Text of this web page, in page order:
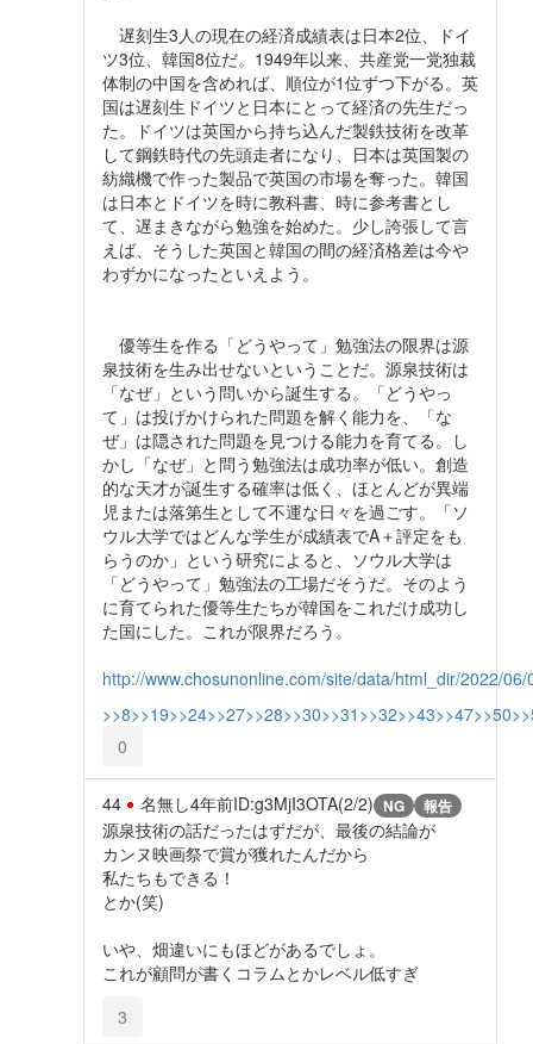
遅刻生3人の現在の経済成績表は日本2位、ドイ
ツ3位、韓国8位だ。1949年以来、共産党一党独裁
体制の中国を含めれば、順位が1位ずつ下がる。英
国は遅刻生ドイツと日本にとって経済の先生だっ
た。ドイツは英国から持ち込んだ製鉄技術を改革
して鋼鉄時代の先頭走者になり、日本は英国製の
紡織機で作った製品で英国の市場を奪った。韓国
は日本とドイツを時に教科書、時に参考書とし
て、遅まきながら勉強を始めた。少し誇張して言
えば、そうした英国と韓国の間の経済格差は今や
わずかになったといえよう。
優等生を作る「どうやって」勉強法の限界は源
泉技術を生み出せないということだ。源泉技術は
「なぜ」という問いから誕生する。「どうやっ
て」は投げかけられた問題を解く能力を、「な
ぜ」は隠された問題を見つける能力を育てる。し
かし「なぜ」と問う勉強法は成功率が低い。創造
的な天才が誕生する確率は低く、ほとんどが異端
児または落第生として不運な日々を過ごす。「ソ
ウル大学ではどんな学生が成績表でA＋評定をも
らうのか」という研究によると、ソウル大学は
「どうやって」勉強法の工場だそうだ。そのよう
に育てられた優等生たちが韓国をこれだけ成功し
た国にした。これが限界だろう。
http://www.chosunonline.com/site/data/html_dir/2022/
>>8>>19>>24>>27>>28>>30>>31 >>32>>43>>47>>50
0
44 名無し4年前ID:g3MjI3OTA(2/2) NG 報告
源泉技術の話だったはずだが、最後の結論が
カンヌ映画祭で賞が獲れたんだから
私たちもできる！
とか(笑)
いや、畑違いにもほどがあるでしょ。
これが顧問が書くコラムとかレベル低すぎ
3